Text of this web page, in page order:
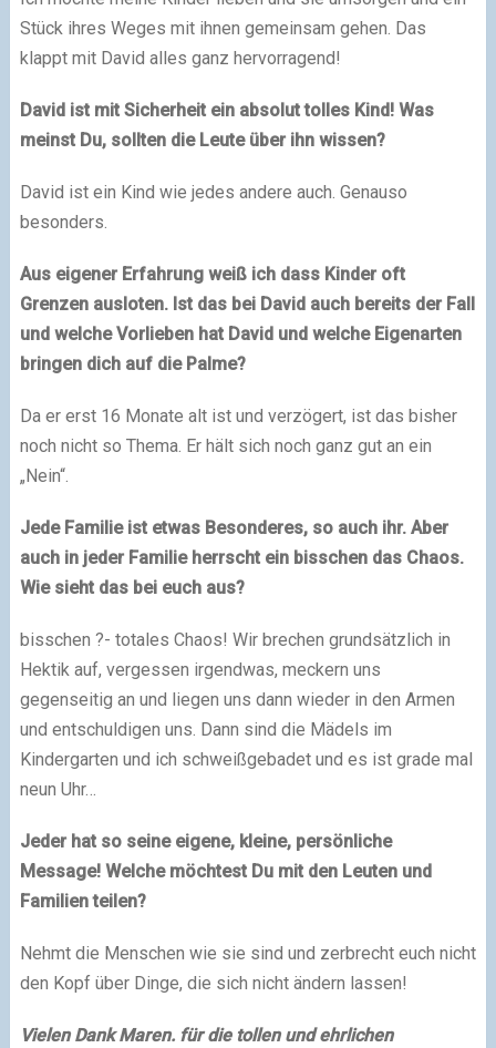
Stück ihres Weges mit ihnen gemeinsam gehen. Das
klappt mit David alles ganz hervorragend!
David ist mit Sicherheit ein absolut tolles Kind! Was
meinst Du, sollten die Leute über ihn wissen?
David ist ein Kind wie jedes andere auch. Genauso
besonders.
Aus eigener Erfahrung weiß ich dass Kinder oft
Grenzen ausloten. Ist das bei David auch bereits der Fall
und welche Vorlieben hat David und welche Eigenarten
bringen dich auf die Palme?
Da er erst 16 Monate alt ist und verzögert, ist das bisher
noch nicht so Thema. Er hält sich noch ganz gut an ein
„Nein“.
Jede Familie ist etwas Besonderes, so auch ihr. Aber
auch in jeder Familie herrscht ein bisschen das Chaos.
Wie sieht das bei euch aus?
bisschen ?- totales Chaos! Wir brechen grundsätzlich in
Hektik auf, vergessen irgendwas, meckern uns
gegenseitig an und liegen uns dann wieder in den Armen
und entschuldigen uns. Dann sind die Mädels im
Kindergarten und ich schweißgebadet und es ist grade mal
neun Uhr…
Jeder hat so seine eigene, kleine, persönliche
Message! Welche möchtest Du mit den Leuten und
Familien teilen?
Nehmt die Menschen wie sie sind und zerbrecht euch nicht
den Kopf über Dinge, die sich nicht ändern lassen!
Vielen Dank Maren. für die tollen und ehrlichen